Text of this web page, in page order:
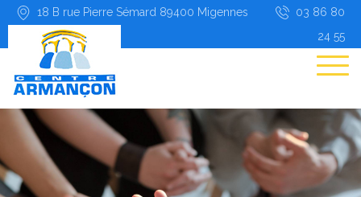
Accueil
Présentation
18 B rue Pierre Sémard 89400 Migennes
03 86 80
24 55